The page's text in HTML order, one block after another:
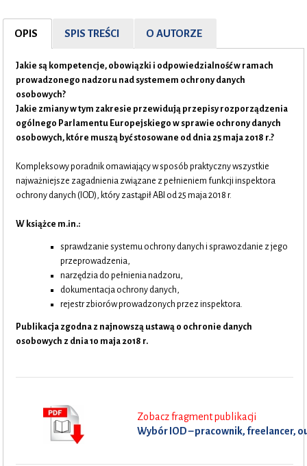
OPIS SPIS TREŚCI O AUTORZE
Jakie są kompetencje, obowiązki i odpowiedzialność w ramach
prowadzonego nadzoru nad systemem ochrony danych
osobowych?
Jakie zmiany w tym zakresie przewidują przepisy rozporządzenia
ogólnego Parlamentu Europejskiego w sprawie ochrony danych
osobowych, które muszą być stosowane od dnia 25 maja 2018 r.?
Kompleksowy poradnik omawiający w sposób praktyczny wszystkie
najważniejsze zagadnienia związane z pełnieniem funkcji inspektora
ochrony danych (IOD), który zastąpił ABI od 25 maja 2018 r.
W książce m.in.:
sprawdzanie systemu ochrony danych i sprawozdanie z jego
przeprowadzenia,
narzędzia do pełnienia nadzoru,
dokumentacja ochrony danych,
rejestr zbiorów prowadzonych przez inspektora.
Publikacja zgodna z najnowszą ustawą o ochronie danych
osobowych z dnia 10 maja 2018 r.
Zobacz fragment publikacji
Wybór IOD – pracownik, freelancer,